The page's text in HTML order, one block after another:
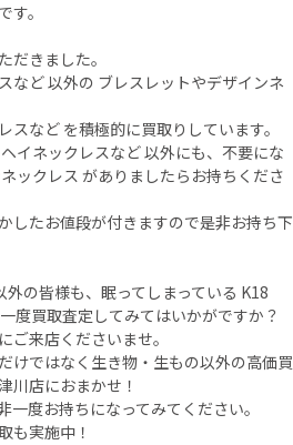
。
だきました。
ど 以外の ブレスレットやデザインネ
など を積極的に買取りしています。
イネックレスなど 以外にも、不要にな
ックレス がありましたらお持ちくださ
したお値段が付きますので是非お持ち下
外の皆様も、眠ってしまっている K18
度買取査定してみてはいかがですか？
ご来店くださいませ。
ではなく生き物・生もの以外の高価買
川店におまかせ！
度お持ちになってみてください。
も実施中！